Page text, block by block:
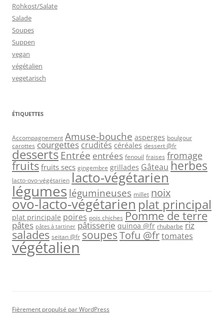
Rohkost/Salate
Salade
Soupes
Suppen
vegan
végétalien
vegetarisch
ÉTIQUETTES
Accompagnement Amuse-bouche asperges boulgour
carottes courgettes crudités céréales dessert @fr
desserts Entrée entrées fenouil fraises fromage
fruits fruits secs gingembre grillades Gâteau herbes
lacto-ovo-végétarien lacto-végétarien
légumes légumineuses millet noix
ovo-lacto-végétarien plat principal
plat principale poires pois chiches Pomme de terre
pâtes pâtes à tartiner pâtisserie quinoa @fr rhubarbe riz
salades seitan @fr soupesTofu @frtomates
végétalien
Fièrement propulsé par WordPress